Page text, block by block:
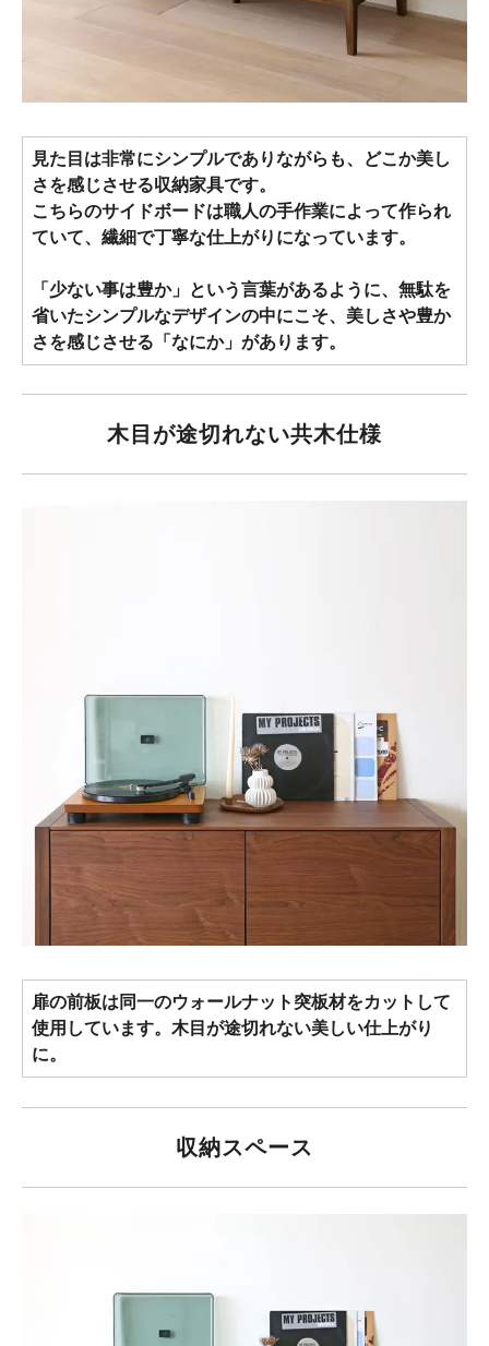
見た目は非常にシンプルでありながらも、どこか美し
さを感じさせる収納家具です。
こちらのサイドボードは職人の手作業によって作られ
ていて、繊細で丁寧な仕上がりになっています。
「少ない事は豊か」という言葉があるように、無駄を
省いたシンプルなデザインの中にこそ、美しさや豊か
さを感じさせる「なにか」があります。
木目が途切れない共木仕様
扉の前板は同一のウォールナット突板材をカットして
使用しています。木目が途切れない美しい仕上がり
に。
収納スペース